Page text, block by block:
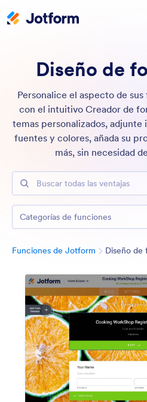
Diseño de
Personalice el aspecto de
con el intuitivo Creador de
temas personalizados, adjunte
fuentes y colores, añada su
más, sin necesidad
Buscar todas las ventajas
Funciones de Jotform Diseño de
Categorías de funciones